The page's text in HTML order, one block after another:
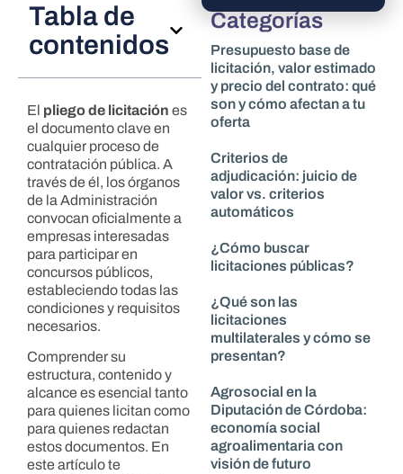
Tabla de
contenidos
El pliego de licitación es
el documento clave en
cualquier proceso de
contratación pública. A
través de él, los órganos
de la Administración
convocan oficialmente a
empresas interesadas
para participar en
concursos públicos,
estableciendo todas las
condiciones y requisitos
necesarios.
Comprender su
estructura, contenido y
alcance es esencial tanto
para quienes licitan como
para quienes redactan
estos documentos. En
este artículo te
Categorías
Presupuesto base de
licitación, valor estimado
y precio del contrato: qué
son y cómo afectan a tu
oferta
Criterios de
adjudicación: juicio de
valor vs. criterios
automáticos
¿Cómo buscar
licitaciones públicas?
¿Qué son las
licitaciones
multilaterales y cómo se
presentan?
Agrosocial en la
Diputación de Córdoba:
economía social
agroalimentaria con
visión de futuro